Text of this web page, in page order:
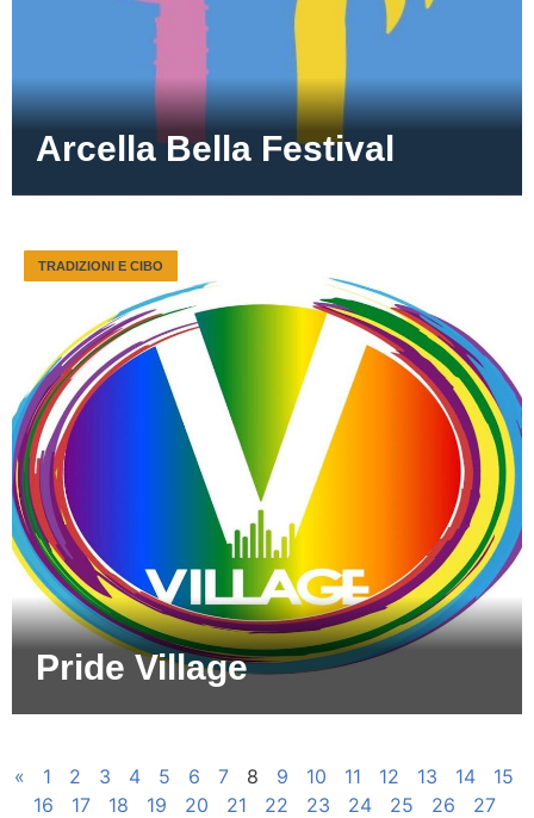
Arcella Bella Festival
Pride Village
TRADIZIONI E CIBO
« 1 2 3 4 5 6 7 8 9 10 11 12 13 14
15
16
17 18 19 20 21 22 23 24 25 26
27